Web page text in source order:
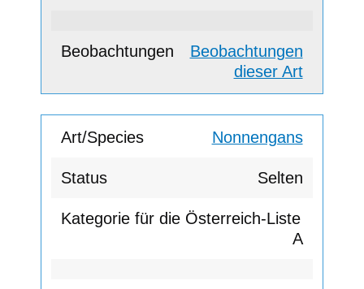
Beobachtungen
dieser Art
Nonnengans
Selten
A